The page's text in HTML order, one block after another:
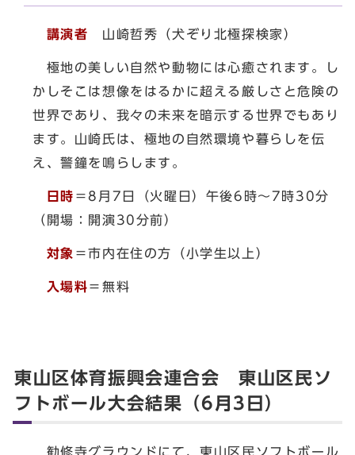
講演者 山崎哲秀（犬ぞり北極探検家）
極地の美しい自然や動物には心癒されます。し
かしそこは想像をはるかに超える厳しさと危険の
世界であり、我々の未来を暗示する世界でもあり
ます。山崎氏は、極地の自然環境や暮らしを伝
え、警鐘を鳴らします。
日時 ＝8月7日（火曜日）午後6時～7時30分
（開場：開演30分前）
対象 ＝市内在住の方（小学生以上）
入場料＝無料
東山区体育振興会連合会 東山区民ソ
フトボール大会結果（6月3日）
勧修寺グラウンドにて、東山区民ソフトボール